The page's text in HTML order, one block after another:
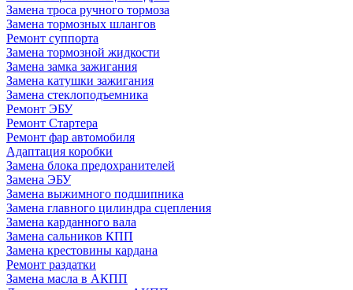
Замена троса ручного тормоза
Замена тормозных шлангов
Ремонт суппорта
Замена тормозной жидкости
Замена замка зажигания
Замена катушки зажигания
Замена стеклоподъемника
Ремонт ЭБУ
Ремонт Стартера
Ремонт фар автомобиля
Адаптация коробки
Замена блока предохранителей
Замена ЭБУ
Замена выжимного подшипника
Замена главного цилиндра сцепления
Замена карданного вала
Замена сальников КПП
Замена крестовины кардана
Ремонт раздатки
Замена масла в АКПП